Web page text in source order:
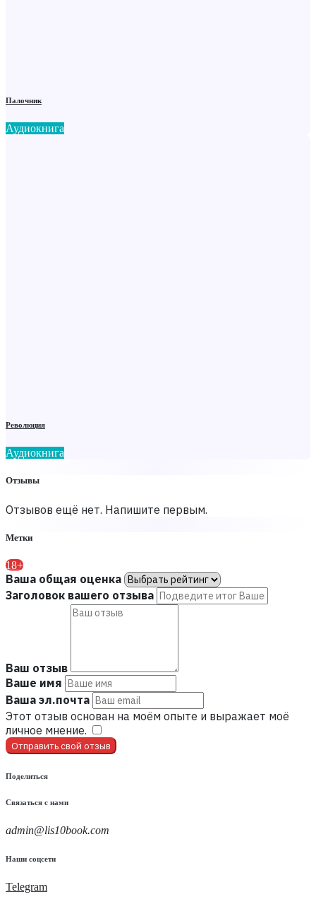
Палочник
Аудиокнига
Революция
Аудиокнига
Отзывы
Отзывов ещё нет. Напишите первым.
Метки
18+
Ваша общая оценка
Заголовок вашего отзыва
Ваш отзыв
Ваше имя
Ваша эл.почта
Этот отзыв основан на моём опыте и выражает моё
личное мнение.
Отправить свой отзыв
Поделиться
Связаться с нами
admin@lis10book.com
Наши соцсети
Telegram